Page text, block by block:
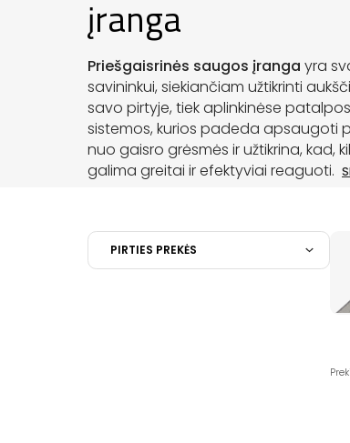
įranga
Priešgaisrinės saugos įranga yra
savininkui, siekiančiam užtikrinti
savo pirtyje, tiek aplinkinėse
sistemos, kurios padeda apsaugoti
nuo gaisro grėsmės ir užtikrina, kad,
galima greitai ir efektyviai reaguoti.
PIRTIES PREKĖS